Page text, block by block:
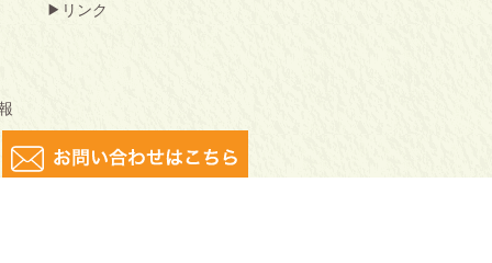
リンク